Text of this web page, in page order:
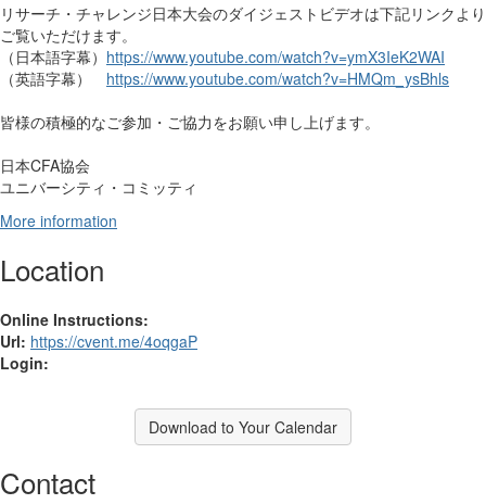
リサーチ・チャレンジ日本大会のダイジェストビデオは下記リンクより
ご覧いただけます。
（日本語字幕） https://www.youtube.com/watch?v=ymX3IeK2WAI
（英語字幕） https://www.youtube.com/watch?v=HMQm_ysBhls
皆様の積極的なご参加・ご協力をお願い申し上げます。
日本CFA協会
ユニバーシティ・コミッティ
More information
Location
Online Instructions:
Url: https://cvent.me/4oqgaP
Login:
Download to Your Calendar
Contact